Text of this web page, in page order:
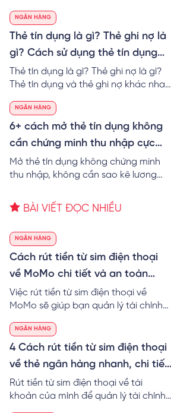
thẻ tín dụng các ngân hàng cũng
như gợi ý Top 10 ngân hàng làm thẻ
tín dụng tốt nhất hiện nay.
NGÂN HÀNG
Thẻ tín dụng là gì? Thẻ ghi nợ là
gì? Cách sử dụng thẻ tín dụng
dễ nhất
Thẻ tín dụng là gì? Thẻ ghi nợ là gì?
Thẻ tín dụng và thẻ ghi nợ khác nhau
dụng và cách sử dụng thẻ tín dụng
không mất lãi!
NGÂN HÀNG
6+ cách mở thẻ tín dụng không
cần chứng minh thu nhập cực
đơn giản
Mở thẻ tín dụng không chứng minh
thu nhập, không cần sao kê lương
mở thẻ tín dụng không cần chứng
minh thu nhập cực dễ.
BÀI VIẾT ĐỌC NHIỀU
NGÂN HÀNG
Cách rút tiền từ sim điện thoại
về MoMo chi tiết và an toàn
nhất
Việc rút tiền từ sim điện thoại về
MoMo sẽ giúp bạn quản lý tài chính
dụng tiền linh hoạt vào nhiều công
việc khác nhau nhanh chóng hơn.
Tìm hiểu ngay cách rút tiền từ sim
điện thoại về MoMo an toàn nhé!
NGÂN HÀNG
4 Cách rút tiền từ sim điện thoại
về thẻ ngân hàng nhanh, chi tiết
nhất
Rút tiền từ sim điện thoại về tài
khoản của mình để quản lý tài chính